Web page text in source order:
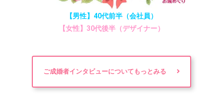
【男性】40代前半（会社員）
【女性】30代後半（デザイナー）
ご成婚者インタビューについてもっとみる